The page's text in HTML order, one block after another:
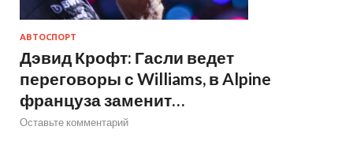
АВТОСПОРТ
Дэвид Крофт: Гасли ведет
переговоры с Williams, в Alpine
француза заменит…
Оставьте комментарий